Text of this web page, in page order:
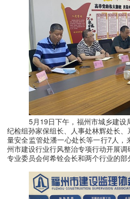
5月 19日下午，福州市城乡建
纪检组孙家保组长、人事处林辉处长
量安全监管处潘一心处长等一行7人，
州市建设行业行风整治专项行动开展
专业委员会何希铨会长和两个行业的部